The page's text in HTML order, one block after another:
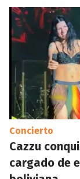
Concierto
Cazzu
cargado de